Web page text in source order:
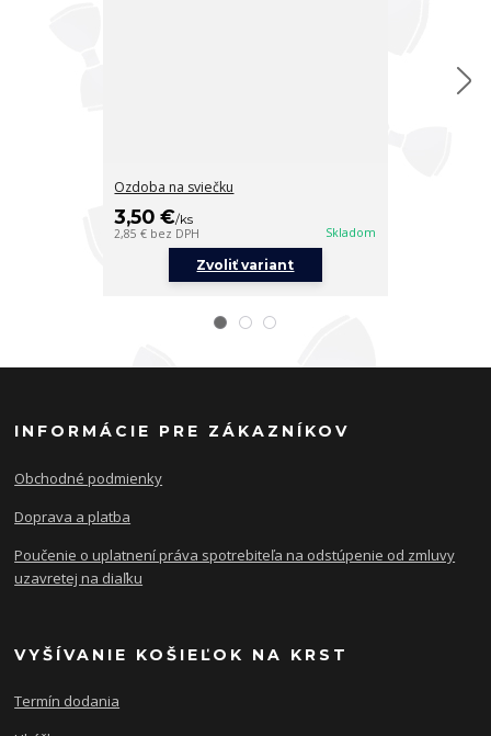
Ozdoba na sviečku
3,50 €/ks
2,85 € bez DPH Skladom
Zvoliť variant
INFORMÁCIE PRE ZÁKAZNÍKOV
Obchodné podmienky
Doprava a platba
Poučenie o uplatnení práva spotrebiteľa na odstúpenie od zmluvy
uzavretej na diaľku
VYŠÍVANIE KOŠIEĽOK NA KRST
Termín dodania